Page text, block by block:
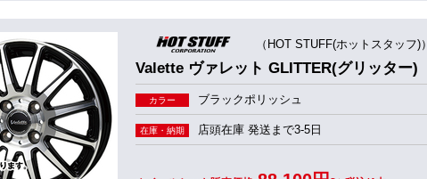
（HOT STUFF(ホットスタッフ)）
Valette ヴァレット GLITTER(グリッター)
カラー ブラックポリッシュ
在庫・納期 店頭在庫 発送まで3-5日